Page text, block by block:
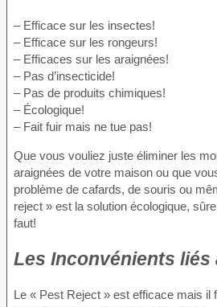
– Efficace sur les insectes!
– Efficace sur les rongeurs!
– Efficaces sur les araignées!
– Pas d’insecticide!
– Pas de produits chimiques!
– Écologique!
– Fait fuir mais ne tue pas!
Que vous vouliez juste éliminer les
araignées de votre maison ou que
problème de cafards, de souris ou
reject » est la solution écologique,
faut!
Les Inconvénients liés
Le « Pest Reject » est efficace mais il